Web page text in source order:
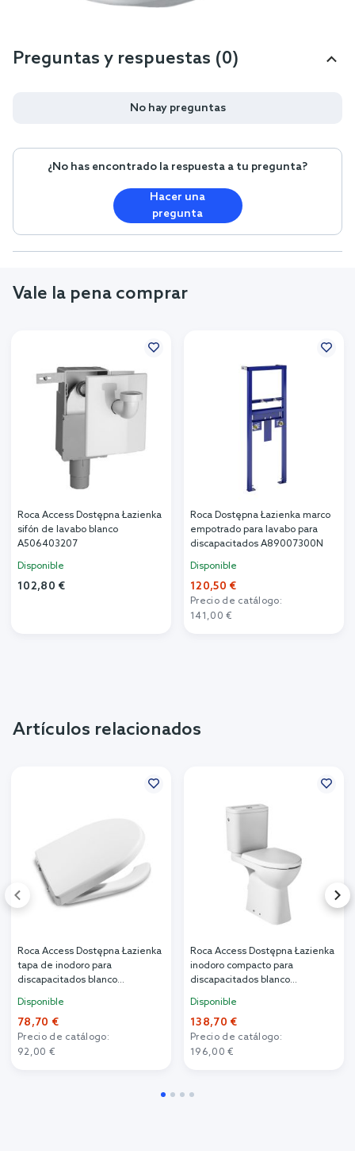
Preguntas y respuestas (0)
No hay preguntas
¿No has encontrado la respuesta a tu pregunta?
Hacer una
pregunta
Vale la pena comprar
Roca Access Dostępna Łazienka
sifón de lavabo blanco
A506403207
Disponible
102,80 €
Roca Dostępna Łazienka marco
empotrado para lavabo para
discapacitados A89007300N
Disponible
120,50 €
Precio de catálogo:
141,00 €
Artículos relacionados
Roca Access Dostępna Łazienka
tapa de inodoro para
discapacitados blanco
Disponible
78,70 €
Precio de catálogo:
92,00 €
Roca Access Dostępna Łazienka
inodoro compacto para
discapacitados blanco
Disponible
138,70 €
Precio de catálogo:
196,00 €